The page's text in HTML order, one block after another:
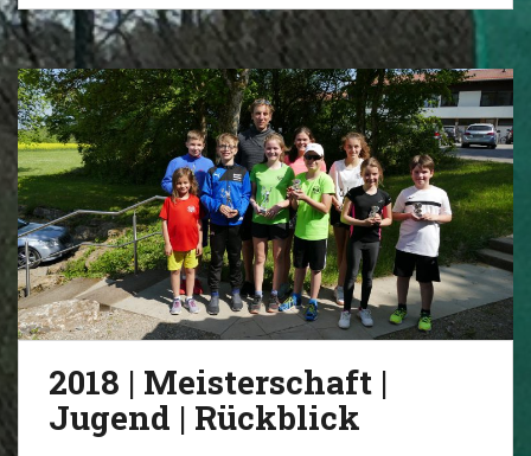
2018 | Meisterschaft |
Jugend | Rückblick